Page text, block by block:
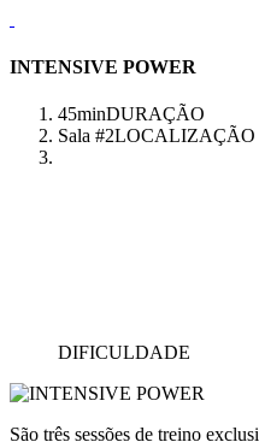
INTENSIVE POWER
45minDURAÇÃO
Sala #2LOCALIZAÇÃO
DIFICULDADE
São três sessões de treino